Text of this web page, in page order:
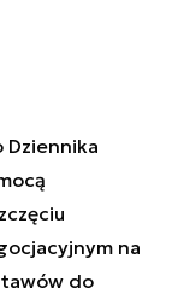
Dziennika
na
do